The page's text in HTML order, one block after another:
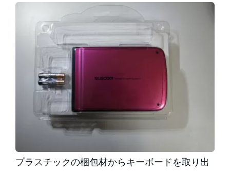
プラスチックの梱包材からキーボードを取り出